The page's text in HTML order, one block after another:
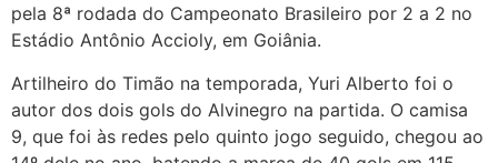
pela 8ª rodada do Campeonato Brasileiro por 2 a 2 no
Estádio Antônio Accioly, em Goiânia.
Artilheiro do Timão na temporada, Yuri Alberto foi o
autor dos dois gols do Alvinegro na partida. O camisa
9, que foi às redes pelo quinto jogo seguido, chegou ao